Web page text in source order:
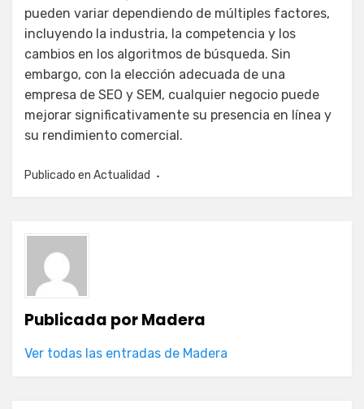
pueden variar dependiendo de múltiples factores,
incluyendo la industria, la competencia y los
cambios en los algoritmos de búsqueda. Sin
embargo, con la elección adecuada de una
empresa de SEO y SEM, cualquier negocio puede
mejorar significativamente su presencia en línea y
su rendimiento comercial.
Publicado en Actualidad
Publicada porMadera
Ver todas las entradas de Madera